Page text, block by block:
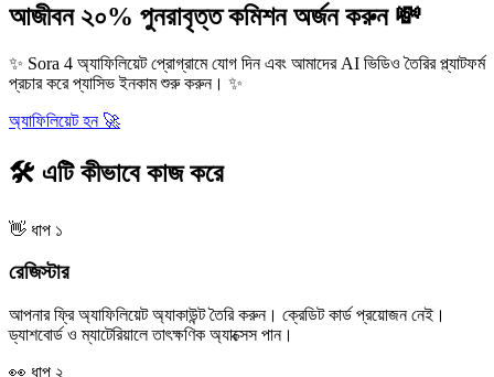
আজীবন ২০% পুনরাবৃত্ত কমিশন অর্জন করুন💸
✨ Sora 4 অ্যাফিলিয়েট প্রোগ্রামে যোগ দিন এবং আমাদের AI ভিডিও তৈরির প্ল্যাটফর্ম
প্রচার করে প্যাসিভ ইনকাম শুরু করুন। ✨
অ্যাফিলিয়েট হন🚀
🛠️ এটি কীভাবে কাজ করে
👋 ধাপ ১
রেজিস্টার
আপনার ফ্রি অ্যাফিলিয়েট অ্যাকাউন্ট তৈরি করুন। ক্রেডিট কার্ড প্রয়োজন নেই।
ড্যাশবোর্ড ও ম্যাটেরিয়ালে তাৎক্ষণিক অ্যাক্সেস পান।
👀 ধাপ ২